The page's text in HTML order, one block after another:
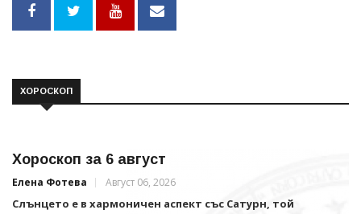
ХОРОСКОП
Хороскоп за 6 август
Елена Фотева Август 06, 2026
Слънцето е в хармоничен аспект със Сатурн, той